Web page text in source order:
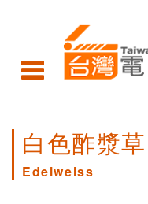
白色酢漿草
Edelweiss